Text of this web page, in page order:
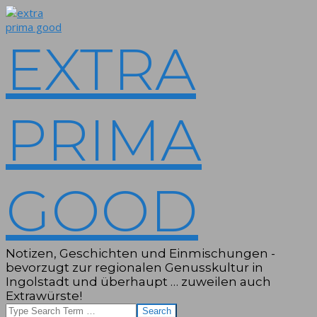
Skip
to
EXTRA
PRIMA
GOOD
Notizen, Geschichten und Einmischungen -
bevorzugt zur regionalen Genusskultur in
Ingolstadt und überhaupt … zuweilen auch
Extrawürste!
Search